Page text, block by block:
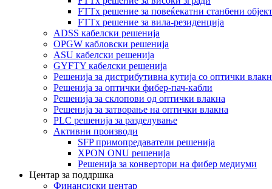
FTTx решение за повеќекатни станбени
FTTx решение за вила-резиденција
ADSS кабелски решенија
OPGW кабловски решенија
ASU кабелски решенија
GYFTY кабелски решенија
Решенија за дистрибутивна кутија со оптички
Решенија за оптички фибер-пач-кабли
Решенија за склопови од оптички влакна
Решенија за затворање на оптички влакна
PLC решенија за разделување
Активни производи
SFP примопредаватели решенија
XPON ONU решенија
Решенија за конвертори на фибер медиуми
Центар за поддршка
Финансиски центар